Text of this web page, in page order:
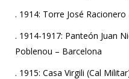
. 1914: Torre José
. 1914-1917: Panteón Juan
Poblenou – Barcelona
. 1915: Casa Virgili (Cal